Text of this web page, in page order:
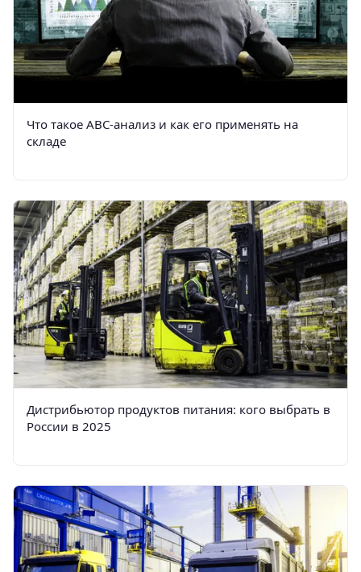
Что такое АВС-анализ и как его применять на
складе
Дистрибьютор продуктов питания: кого выбрать в
России в 2025